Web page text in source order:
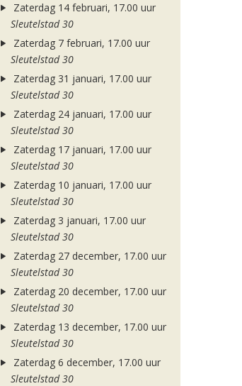
Zaterdag 14 februari, 17.00 uur
Sleutelstad 30
Zaterdag 7 februari, 17.00 uur
Sleutelstad 30
Zaterdag 31 januari, 17.00 uur
Sleutelstad 30
Zaterdag 24 januari, 17.00 uur
Sleutelstad 30
Zaterdag 17 januari, 17.00 uur
Sleutelstad 30
Zaterdag 10 januari, 17.00 uur
Sleutelstad 30
Zaterdag 3 januari, 17.00 uur
Sleutelstad 30
Zaterdag 27 december, 17.00 uur
Sleutelstad 30
Zaterdag 20 december, 17.00 uur
Sleutelstad 30
Zaterdag 13 december, 17.00 uur
Sleutelstad 30
Zaterdag 6 december, 17.00 uur
Sleutelstad 30